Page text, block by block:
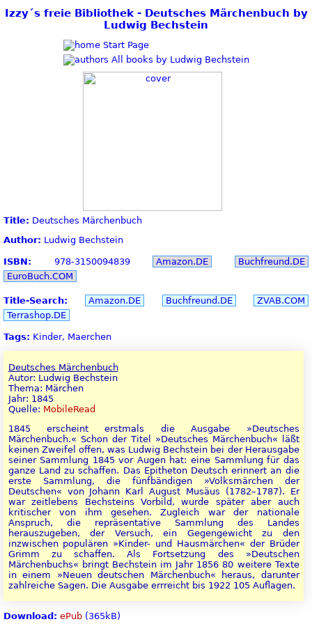
Izzy´s freie Bibliothek - Deutsches Märchenbuch by
Ludwig Bechstein
Start Page
All books by Ludwig Bechstein
Title: Deutsches Märchenbuch
Author: Ludwig Bechstein
ISBN: 978-3150094839 Amazon.DE
Buchfreund.DE
EuroBuch.COM
Title-Search: Amazon.DE Buchfreund.DE
ZVAB.COM
Terrashop.DE
Tags: Kinder, Maerchen
Deutsches Märchenbuch
Autor: Ludwig Bechstein
Thema: Märchen
Jahr: 1845
Quelle: MobileRead
1845 erscheint erstmals die Ausgabe »Deutsches
Märchenbuch.« Schon der Titel »Deutsches Märchenbuch« läßt
keinen Zweifel offen, was Ludwig Bechstein bei der Herausgabe
seiner Sammlung 1845 vor Augen hat: eine Sammlung für das
ganze Land zu schaffen. Das Epitheton Deutsch erinnert an die
erste Sammlung, die fünfbändigen »Volksmärchen der
Deutschen« von Johann Karl August Musäus (1782–1787). Er
war zeitlebens Bechsteins Vorbild, wurde später aber auch
kritischer von ihm gesehen. Zugleich war der nationale
Anspruch, die repräsentative Sammlung des Landes
herauszugeben, der Versuch, ein Gegengewicht zu den
inzwischen populären »Kinder- und Hausmärchen« der Brüder
Grimm zu schaffen. Als Fortsetzung des »Deutschen
Märchenbuchs« bringt Bechstein im Jahr 1856 80 weitere Texte
in einem »Neuen deutschen Märchenbuch« heraus, darunter
zahlreiche Sagen. Die Ausgabe errreicht bis 1922 105 Auflagen.
Download: ePub (365kB)